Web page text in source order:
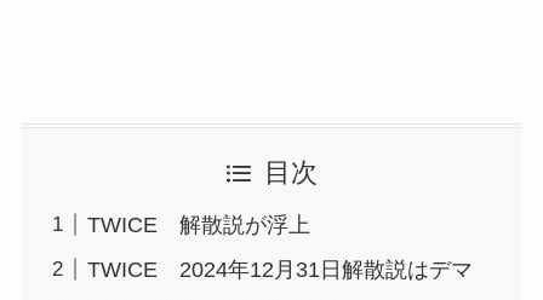
目次
TWICE 解散説が浮上
TWICE 2024年12月31日解散説はデマ